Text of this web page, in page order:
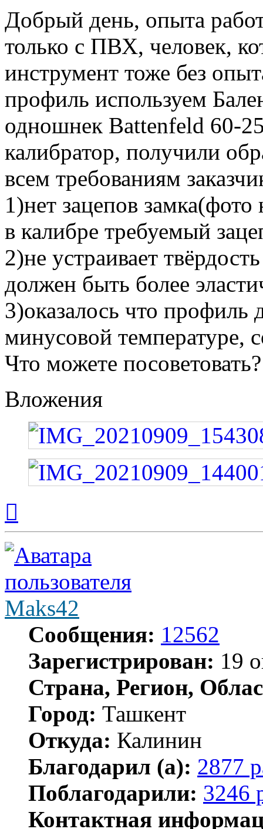
Добрый день, опыта
только с ПВХ, человек,
инструмент тоже без
профиль используем
одношнек Battenfeld 60-
калибратор, получили
всем требованиям
1)нет зацепов
в калибре требуемый
2)не устраивает
должен быть более
3)оказалось что профиль
минусовой температуре,
Что можете
Вложения
началу
Maks42
Сообщения: 12562
Зарегистрирован: 19
Страна, Регион,
Город: Ташкент
Откуда: Калинин
Благодарил (а): 2877
Поблагодарили: 3246
Контактная